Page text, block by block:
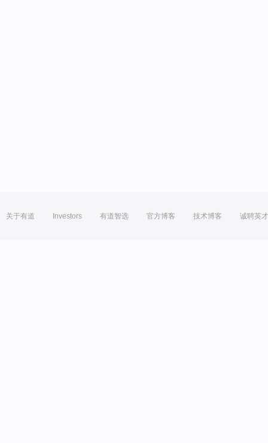
关于有道 Investors 有道智选 官方博客 技术博客 诚聘英才